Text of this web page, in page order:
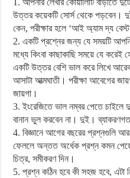
1. আপনার লেখার কোয়ালিটি বাড়াতে
উত্তর কয়েকটি সোর্স থেকে পড়বেন।
কেন, পরীক্ষার হলে ‘আই অ্যাম দ্য
2. একটি প্রশ্নের জন্য যে সময়টি
মধ্যে কিংবা কাছাকাছি সময়ে যে
একটি উত্তর বেশি ভাল করে লিখে
আসাটা আত্মঘাতী। পরীক্ষা আবেগের
জায়গা।
3. ইংরেজিতে ভাল নম্বর পেতে
বানান ভুল করবেন না। দুই।
4. বিজ্ঞানে আগের বছরের প্রশ্নগুলি
ফেললে অন্তত অর্ধেক প্রশ্ন কমন
চিত্র, সমীকরণ দিন।
5. প্রশ্ন কঠিন হবে কী সহজ হবে, এটা